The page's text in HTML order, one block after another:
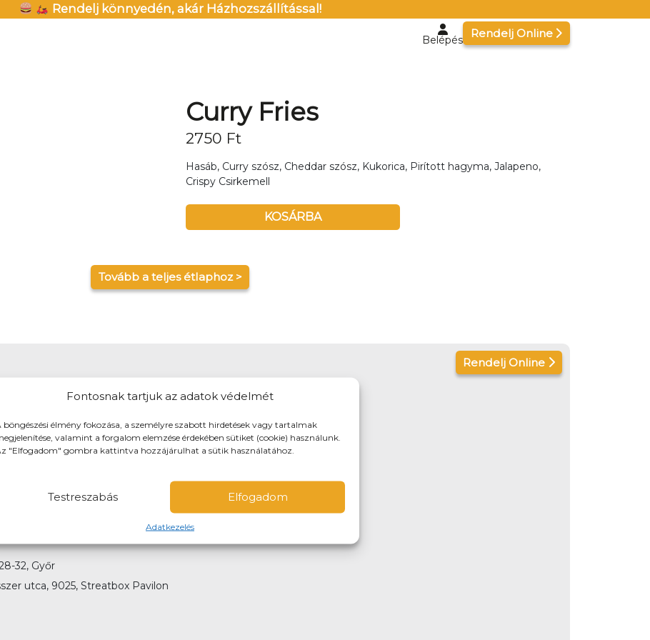
Fontosnak tartjuk az adatok védelmét
böngészési élmény fokozása, a személyre szabott hirdetések vagy tartalmak
valamint a forgalom elemzése érdekében sütiket (cookie) használunk.
"Elfogadom" gombra kattintva hozzájárulhat a sütik használatához.
Elfogadom
Testreszabás
Adatkezelés
Rendelj könnyedén, akár Házhozszállítással!
Belépés
Rendelj Online
Curry Fries
2750 Ft
Hasáb, Curry szósz, Cheddar szósz, Kukorica, Pirított hagyma, Jalapeno,
Crispy Csirkemell
KOSÁRBA
Tovább a teljes étlaphoz >
Rendelj Online
maximum 10-km-es körzetbe
kiszállításra, de előre is rendelhetsz elvitelre!
is fizethetsz. Kiszállítás esetén nem lehet utánvéttel fizetni
32, Győr
utca, 9025, Streatbox Pavilon